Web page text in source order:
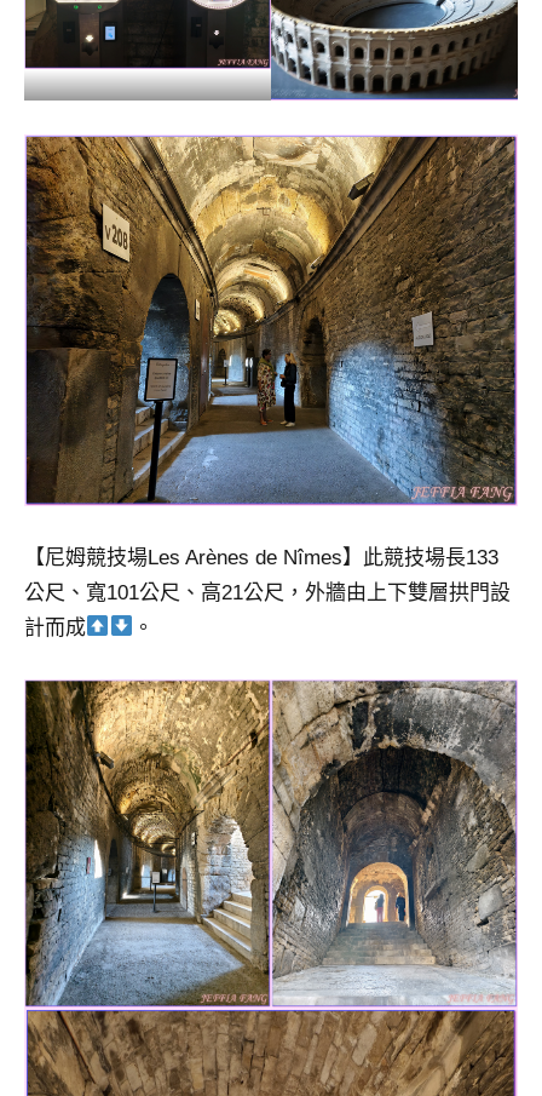
【尼姆競技場Les Arènes de Nîmes】此競技場長133
公尺、寬101公尺、高21公尺，外牆由上下雙層拱門設
計而成
。